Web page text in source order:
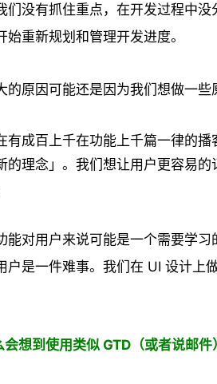
们没有抓住重点，在开发过程中
始重新规划和管理开发进度。
的原因可能还是因为我们想做一些
有成百上千在功能上千篇一律的
的理念」。我们想让用户更容易
能对用户来说可能是一个需要学
户是一件难事。我们在 UI 设计上
想到使用类似 GTD（或者说邮